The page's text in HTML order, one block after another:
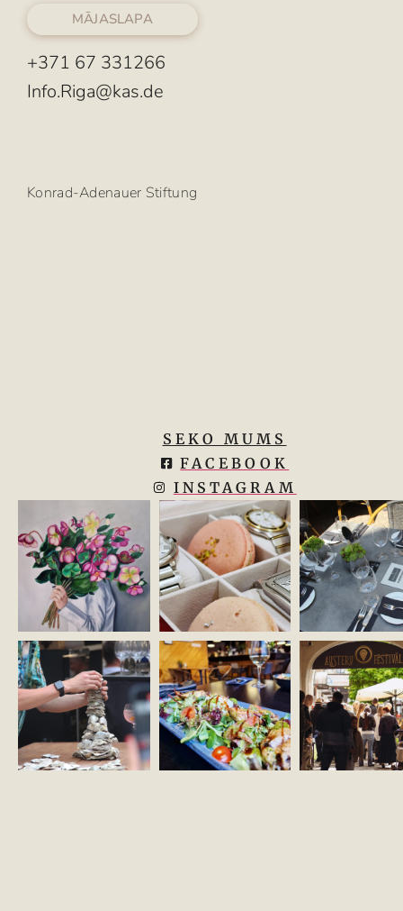
MĀJASLAPA
+371 67 331266
Info.Riga@kas.de
Konrad-Adenauer Stiftung
SEKO MUMS
FACEBOOK
INSTAGRAM